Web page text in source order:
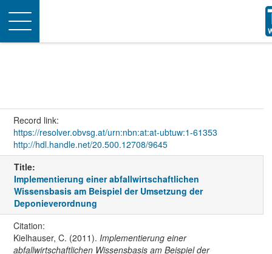
Toggle
navigation
Record link:
https://resolver.obvsg.at/urn:nbn:at:at-ubtuw:1-61353
http://hdl.handle.net/20.500.12708/9645
Title:
Implementierung einer abfallwirtschaftlichen
Wissensbasis am Beispiel der Umsetzung der
Deponieverordnung
Citation:
Kielhauser, C. (2011). Implementierung einer
abfallwirtschaftlichen Wissensbasis am Beispiel der